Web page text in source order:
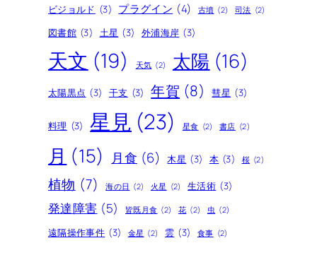
ビジョルド (3) プラグイン (4) 古墳 (2) 司法 (2)
図書館 (3) 土星 (3) 外浦海岸 (3)
天文 (19) 天気 (2) 太陽 (16)
太陽黒点 (3) 干支 (3) 年賀 (8) 彗星 (3)
料理 (3) 星見 (23) 星食 (2) 書店 (2)
月 (15) 月食 (6) 木星 (3) 本 (3) 桜 (2)
植物 (7) 海の日 (2) 火星 (2) 生活術 (3)
発達障害 (5) 皆既月食 (2) 花 (2) 虫 (2)
遠隔操作事件 (3) 金星 (2) 雲 (3) 食事 (2)